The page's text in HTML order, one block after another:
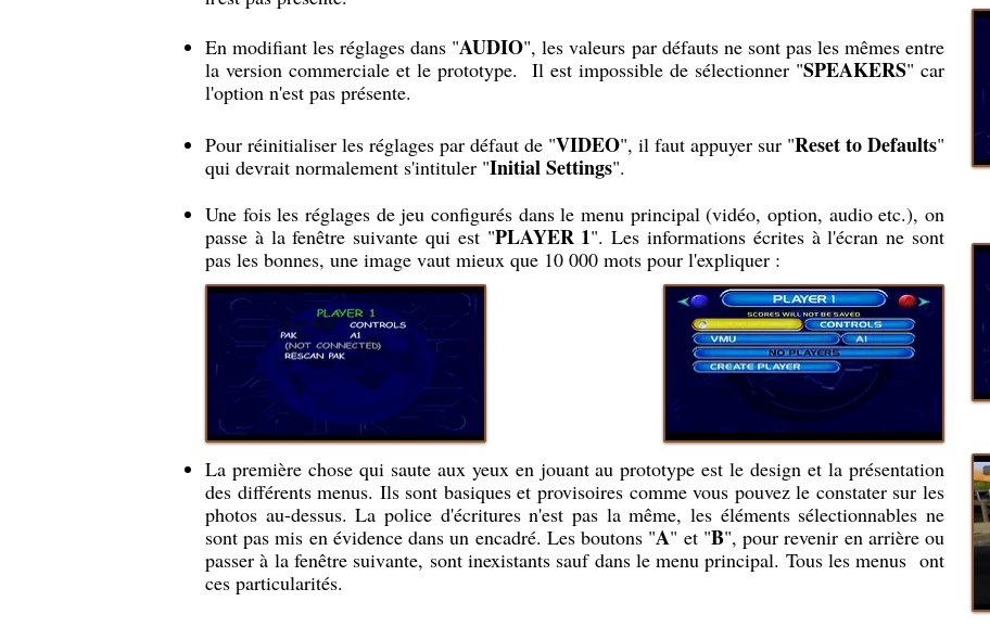
En modifiant les réglages dans "AUDIO", les valeurs par défauts ne sont pas les mêmes entre
la version commerciale et le prototype. Il est impossible de sélectionner "SPEAKERS" car
l'option n'est pas présente.
Pour réinitialiser les réglages par défaut de "VIDEO", il faut appuyer sur "Reset to Defaults"
qui devrait normalement s'intituler "Initial Settings".
Une fois les réglages de jeu configurés dans le menu principal (vidéo, option, audio etc.), on
passe à la fenêtre suivante qui est "PLAYER 1". Les informations écrites à l'écran ne sont
pas les bonnes, une image vaut mieux que 10 000 mots pour l'expliquer :
La première chose qui saute aux yeux en jouant au prototype est le design et la présentation
des différents menus. Ils sont basiques et provisoires comme vous pouvez le constater sur les
photos au-dessus. La police d'écritures n'est pas la même, les éléments sélectionnables ne
sont pas mis en évidence dans un encadré. Les boutons "A" et "B", pour revenir en arrière ou
passer à la fenêtre suivante, sont inexistants sauf dans le menu principal. Tous les menus ont
ces particularités.